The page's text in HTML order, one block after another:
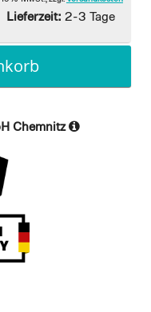
Lieferzeit: 2-3 Tage
Chemnitz